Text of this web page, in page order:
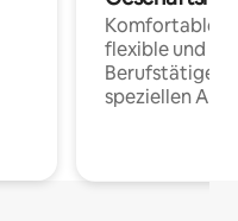
Komfortable
flexible und
Berufstätige
speziellen